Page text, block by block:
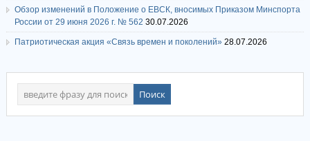
Обзор изменений в Положение о ЕВСК, вносимых Приказом Минспорта
России от 29 июня 2026 г. № 562 30.07.2026
Патриотическая акция «Связь времен и поколений» 28.07.2026